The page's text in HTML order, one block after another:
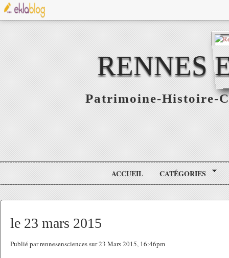
RENNES
Patrimoine-Histoire-
ACCUEIL CATÉGORIES
le 23 mars 2015
Publié par rennesensciences sur 23 Mars 2015, 16:46pm